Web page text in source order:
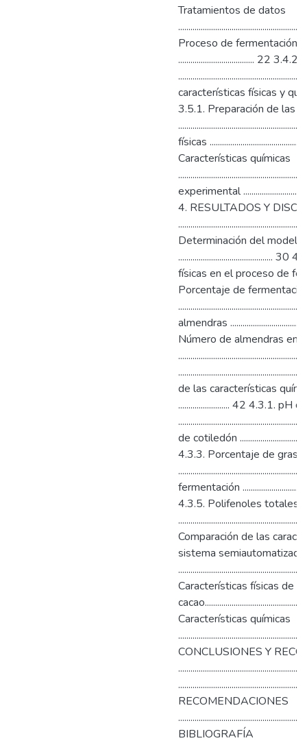
Tratamientos de datos
Proceso de fermentación
..................................... 22
características físicas y
3.5.1. Preparación de las
físicas
Características químicas
experimental
4. RESULTADOS Y
Determinación del
..............................................
físicas en el proceso de
Porcentaje de
almendras
Número de almendras en
de las características
......................... 42 4.3.1. pH
de cotiledón
4.3.3. Porcentaje de grasa
fermentación
4.3.5. Polifenoles totales
Comparación de las
sistema
Características físicas de
Características químicas
CONCLUSIONES Y
RECOMENDACIONES
BIBLIOGRAFÍA